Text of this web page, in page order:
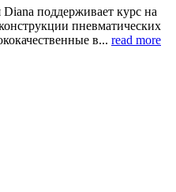
поддерживает курс на
пневматических
в... read more